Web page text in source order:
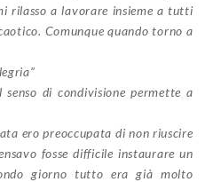
rilasso a lavorare insieme a tutti
Comunque quando torno a
di condivisione permette a
ero preoccupata di non riuscire
fosse difficile instaurare un
giorno tutto era già molto